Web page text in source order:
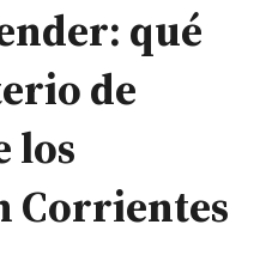
qué
de
los
Corrientes